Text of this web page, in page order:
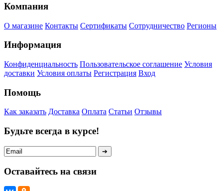
Компания
О магазине Контакты Сертификаты Сотрудничество Регионы
Информация
Конфиденциальность Пользовательское соглашение Условия
доставки Условия оплаты Регистрация Вход
Помощь
Как заказать Доставка Оплата Статьи Отзывы
Будьте всегда в курсе!
Оставайтесь на связи